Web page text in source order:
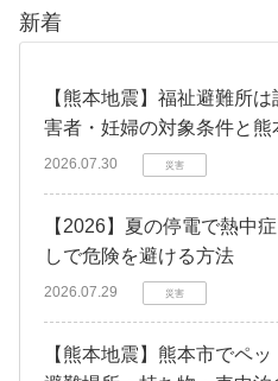
新着
【熊本地震】福祉避難所
害者・妊婦の対象条件と
2026.07.30 災害
【2026】夏の停電で熱中
しで危険を避ける方法
2026.07.29 災害
【熊本地震】熊本市でペ